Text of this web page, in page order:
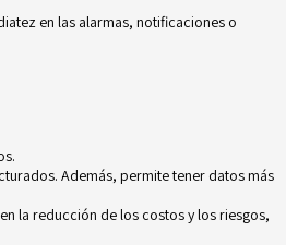
en las alarmas, notificaciones o
Además, permite tener datos más
la reducción de los costos y losriesgos,